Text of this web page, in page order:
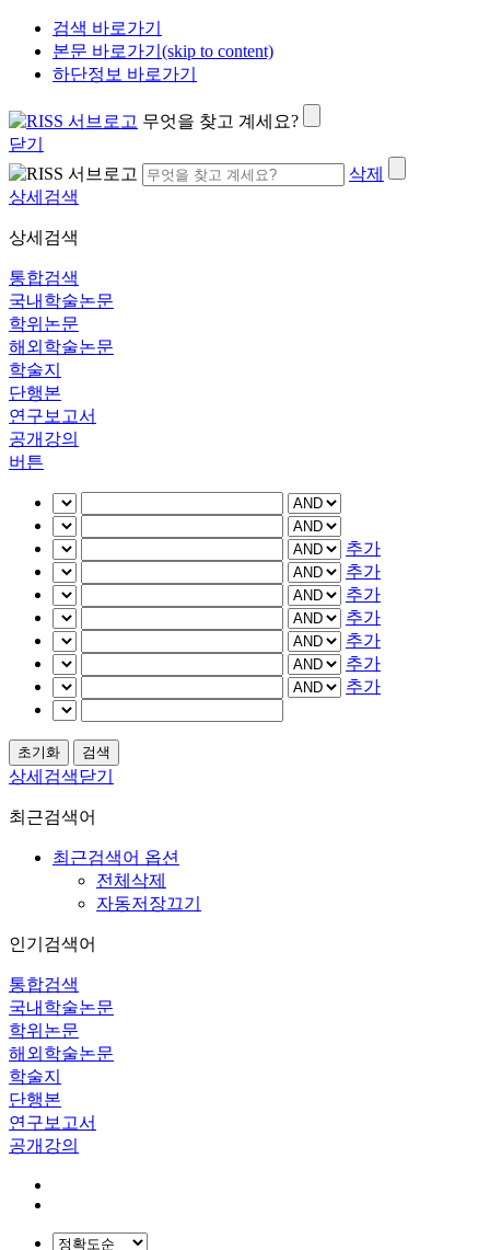
검색 바로가기
본문 바로가기(skip to content)
하단정보 바로가기
무엇을 찾고 계세요?
닫기
삭제
상세검색
상세검색
통합검색
국내학술논문
학위논문
해외학술논문
학술지
단행본
연구보고서
공개강의
버튼
추가
추가
추가
추가
추가
추가
추가
상세검색닫기
최근검색어
최근검색어 옵션
전체삭제
자동저장끄기
인기검색어
통합검색
국내학술논문
학위논문
해외학술논문
학술지
단행본
연구보고서
공개강의